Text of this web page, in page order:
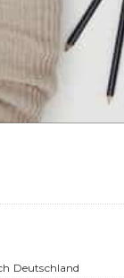
Deutschland